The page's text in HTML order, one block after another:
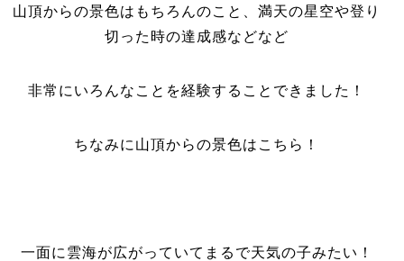
山頂からの景色はもちろんのこと、満天の星空や登り
切った時の達成感などなど
非常にいろんなことを経験することできました！
ちなみに山頂からの景色はこちら！
一面に雲海が広がっていてまるで天気の子みたい！